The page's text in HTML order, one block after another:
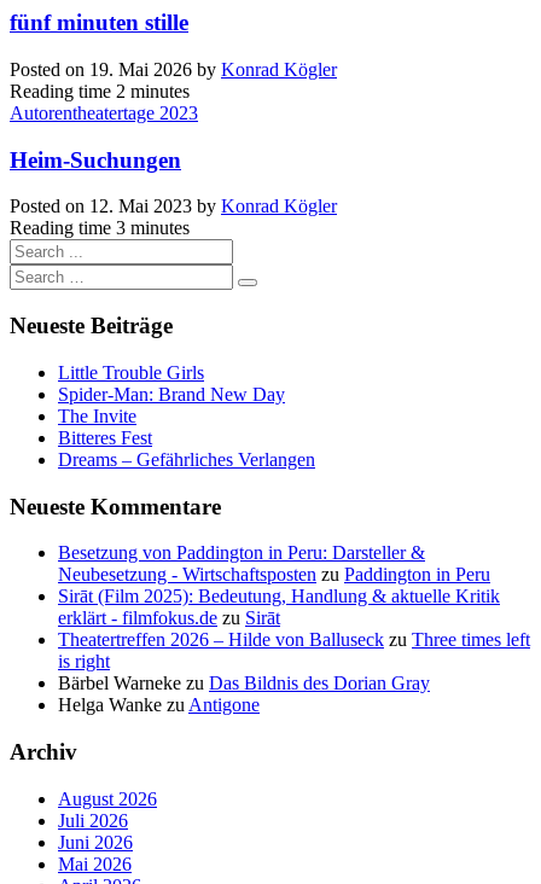
fünf minuten stille
Posted on 19. Mai 2026 by Konrad Kögler
Reading time 2 minutes
Autorentheatertage 2023
Heim-Suchungen
Posted on 12. Mai 2023 by Konrad Kögler
Reading time 3 minutes
Neueste Beiträge
Little Trouble Girls
Spider-Man: Brand New Day
The Invite
Bitteres Fest
Dreams – Gefährliches Verlangen
Neueste Kommentare
Besetzung von Paddington in Peru: Darsteller &
Neubesetzung - Wirtschaftsposten zu Paddington in Peru
Sirāt (Film 2025): Bedeutung, Handlung & aktuelle Kritik
erklärt - filmfokus.de zu Sirāt
Theatertreffen 2026 – Hilde von Balluseck zu Three times left
is right
Bärbel Warneke zu Das Bildnis des Dorian Gray
Helga Wanke zu Antigone
Archiv
August 2026
Juli 2026
Juni 2026
Mai 2026